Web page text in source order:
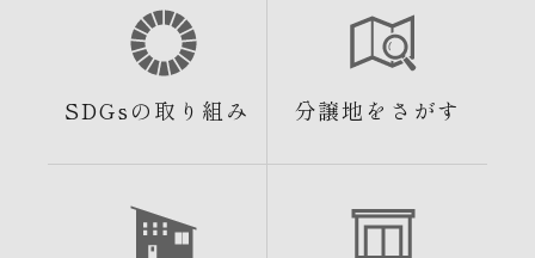
SDGsの取り組み 分譲地をさがす